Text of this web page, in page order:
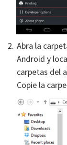
Abra la
Android y
carpetas del
Copie la